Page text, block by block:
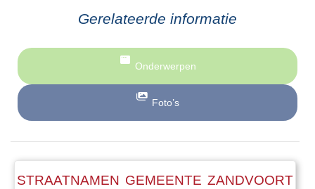
Gerelateerde informatie
Onderwerpen
Foto’s
STRAATNAMEN GEMEENTE ZANDVOORT